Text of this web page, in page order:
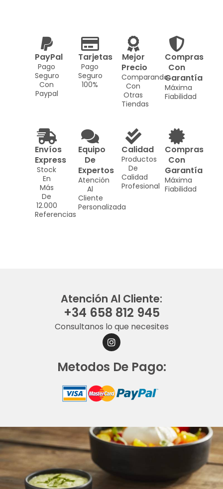
PayPal
Pago
Seguro
Con
Paypal
Tarjetas
Pago
Seguro
100%
Mejor
Precio
Comparando
Con
Otras
Tiendas
Compras
Con
Garantía
Máxima
Fiabilidad
Envíos
Express
Stock
En
Más
De
12.000
Referencias
Equipo
De
Expertos
Atención
Al
Cliente
Personalizada
Calidad
Productos
De
Calidad
Profesional
Compras
Con
Garantía
Máxima
Fiabilidad
Atención Al Cliente:
+34 658 812 945
Consultanos lo que necesites
I
N
S
G
R
Metodos De Pago: